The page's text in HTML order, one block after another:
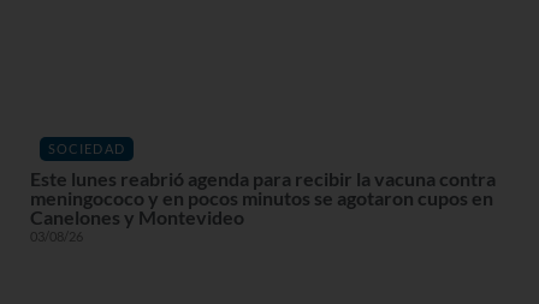
SOCIEDAD
Este lunes reabrió agenda para recibir la vacuna contra
meningococo y en pocos minutos se agotaron cupos en
Canelones y Montevideo
03/08/26